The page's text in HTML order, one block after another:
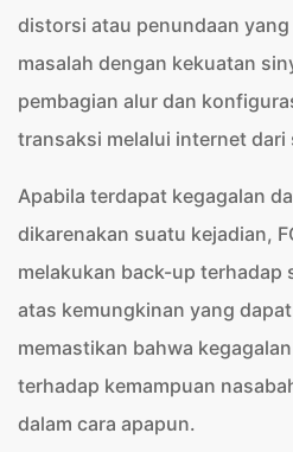
distorsi atau penundaan
masalah dengan kekuatan
pembagian alur dan
transaksi melalui internet dari
Apabila terdapat kegagalan
dikarenakan suatu kejadian,
melakukan back-up terhadap
atas kemungkinan yang
memastikan bahwa
terhadap kemampuan
dalam cara apapun.